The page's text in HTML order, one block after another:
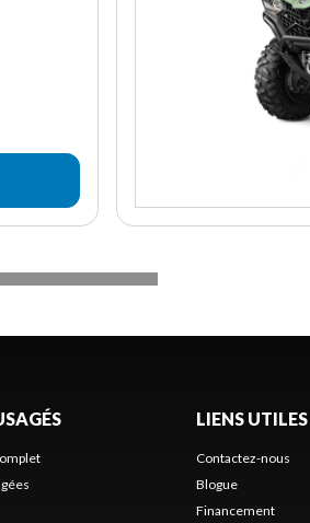
LIENS UTILES
Contactez-nous
Blogue
Financement